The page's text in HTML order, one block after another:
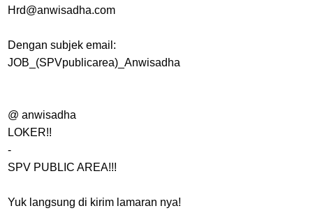
Hrd@anwisadha.com
Dengan subjek email:
JOB_(SPVpublicarea)_Anwisadha
@ anwisadha
LOKER!!
-
SPV PUBLIC AREA!!!
Yuk langsung di kirim lamaran nya!